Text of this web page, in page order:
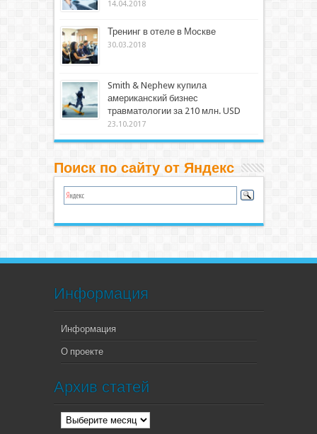
14.04.2018
Тренинг в отеле в Москве
30.03.2018
Smith & Nephew купила
американский бизнес
травматологии за 210 млн. USD
23.10.2017
Поиск по сайту от Яндекс
Информация
Информация
О проекте
Архив статей
Архив
статей